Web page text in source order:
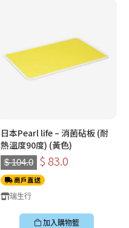
日本Pearl life – 消菌砧板 (耐
熱溫度90度) (黃色)
$ 104.0 $ 83.0
商戶直送
瑞生行
加入購物籃